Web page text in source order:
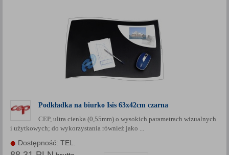
Podkładka na biurko Isis 63x42cm czarna
CEP, ultra cienka (0,55mm) o wysokich parametrach wizualnych
i użytkowych; do wykorzystania również jako ...
Dostępność: TEL.